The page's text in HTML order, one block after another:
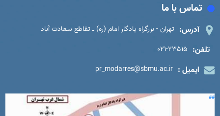
تماس با ما
آدرس: تهران - بزرگراه یادگار امام (ره) ـ تقاطع سعادت آباد
تلفن: 021-23515
ایمیل : pr_modarres@sbmu.ac.ir
##